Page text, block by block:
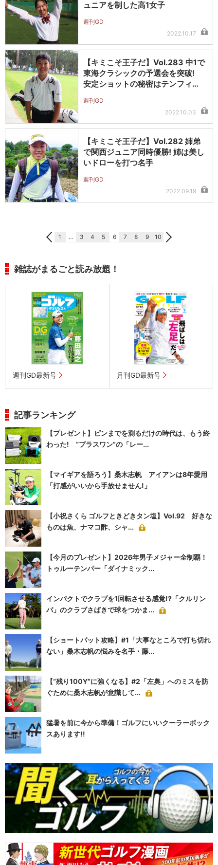
ュニアを制した高1女子
週刊GD
2022.10.17
【キミこそ王子だ】Vol.283 中1で
東海クラシックの予選会を突破!
安定ショットの秘密はテンフィ…
週刊GD
2022.10.03
【キミこそ王子だ】Vol.282 姉弟
で関西ジュニア同時優勝! 姉は美し
いドローを打つ名手
週刊GD
2022.09.19
1 … 3 4 5 6 7 8 9 10
雑誌がまるごと読み放題！
週刊GD最新号 月刊GD最新号
記事ランキング
【プレゼント】ピンまでを測るだけの時代は、もう終
わった! “プラスワン”の「レー...
【マイギアを語ろう】桑木志帆 アイアンは8年愛用
「打感がいいから手放せません!」
【小祝さくら ゴルフときどきタン塩】Vol.92 好きな
ものは魚、ナマコ酢、シャ...
【今月のプレゼント】2026年男子メジャー全制覇！
トゥルーテンパー「ダイナミック...
インパクトでクラブを1回転させる感覚!?「クルリン
パ」のクラブさばきで球をつかま...
【ショートパット攻略】#1「大事なところで打ち切れ
ない」桑木志帆の悩みを名手・藤...
【“残り100Y”に強くなる】#2「左奥」へのミスを防
ぐために桑木志帆が意識して...
猛暑を前に今から準備！ゴルフにいいクーラーボック
スあります!!